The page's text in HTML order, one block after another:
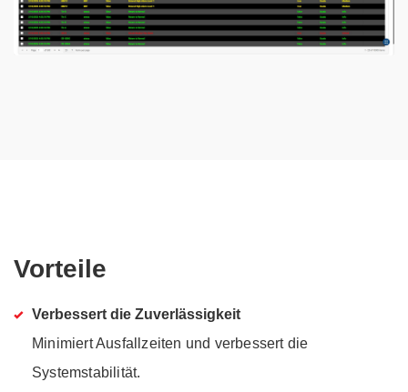
Vorteile
Verbessert die Zuverlässigkeit
Minimiert Ausfallzeiten und verbessert die
Systemstabilität.